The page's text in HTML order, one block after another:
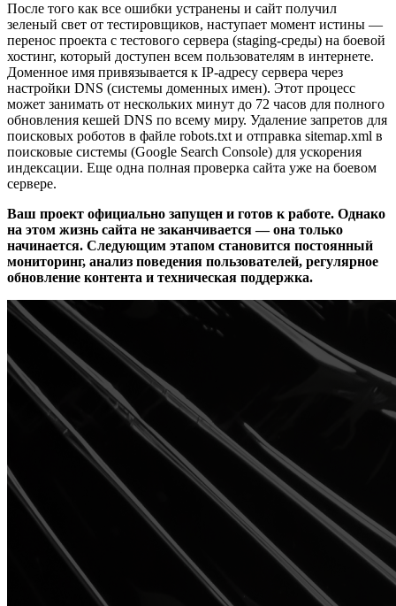
После того как все ошибки устранены и сайт получил
зеленый свет от тестировщиков, наступает момент истины —
перенос проекта с тестового сервера (staging-среды) на боевой
хостинг, который доступен всем пользователям в интернете.
Доменное имя привязывается к IP-адресу сервера через
настройки DNS (системы доменных имен). Этот процесс
может занимать от нескольких минут до 72 часов для полного
обновления кешей DNS по всему миру. Удаление запретов для
поисковых роботов в файле robots.txt и отправка sitemap.xml в
поисковые системы (Google Search Console) для ускорения
индексации. Еще одна полная проверка сайта уже на боевом
сервере.
Ваш проект официально запущен и готов к работе. Однако
на этом жизнь сайта не заканчивается — она только
начинается. Следующим этапом становится постоянный
мониторинг, анализ поведения пользователей, регулярное
обновление контента и техническая поддержка.